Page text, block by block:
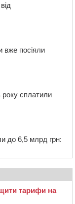
вже посіяли
року сплатили
до 6,5 млрд грн:
тарифи на